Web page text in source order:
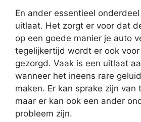
En ander essentieel
uitlaat. Het zorgt er voor dat
op een goede manier je auto
tegelijkertijd wordt er ook
gezorgd. Vaak is een uitlaat
wanneer het ineens rare
maken. Er kan sprake zijn van
maar er kan ook een ander
probleem zijn.